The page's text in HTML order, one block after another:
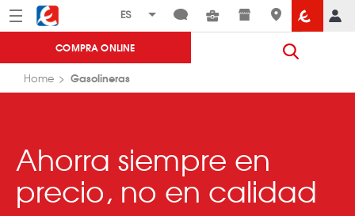
Menú Eroski
COMPRA ONLINE
Home Gasolineras
Ahorra siempre en
precio, no en calidad